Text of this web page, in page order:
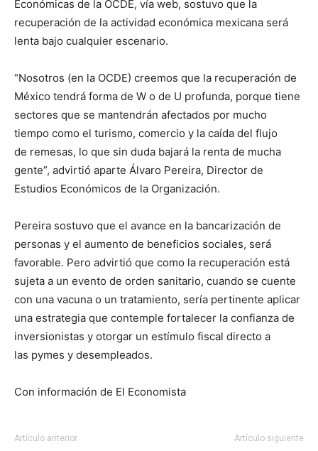
Económicas de la OCDE, vía web, sostuvo que la
recuperación de la actividad económica mexicana será
lenta bajo cualquier escenario.
“Nosotros (en la OCDE) creemos que la recuperación de
México tendrá forma de W o de U profunda, porque tiene
sectores que se mantendrán afectados por mucho
tiempo como el turismo, comercio y la caída del flujo
de remesas, lo que sin duda bajará la renta de mucha
gente”, advirtió aparte Álvaro Pereira, Director de
Estudios Económicos de la Organización.
Pereira sostuvo que el avance en la bancarización de
personas y el aumento de beneficios sociales, será
favorable. Pero advirtió que como la recuperación está
sujeta a un evento de orden sanitario, cuando se cuente
con una vacuna o un tratamiento, sería pertinente aplicar
una estrategia que contemple fortalecer la confianza de
inversionistas y otorgar un estímulo fiscal directo a
las pymes y desempleados.
Con información de El Economista
Artículo anterior Artículo siguiente